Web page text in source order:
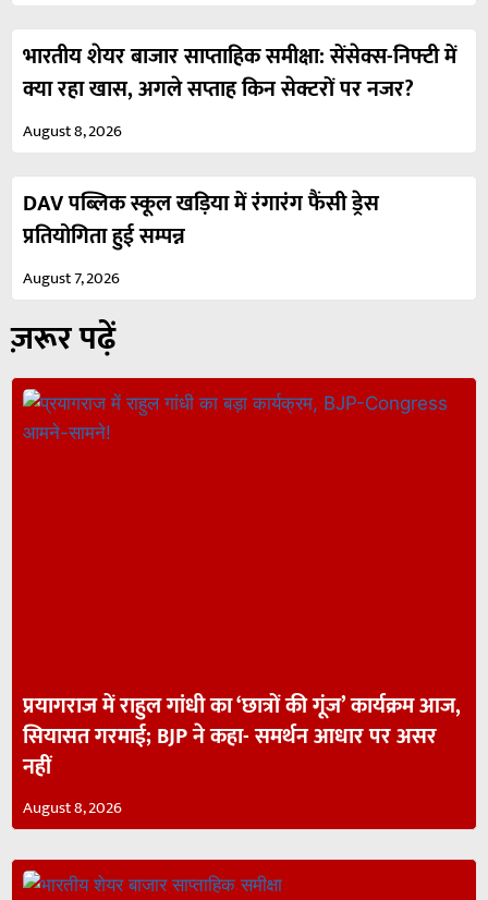
भारतीय शेयर बाजार साप्ताहिक समीक्षा: सेंसेक्स-निफ्टी में
क्या रहा खास, अगले सप्ताह किन सेक्टरों पर नजर?
August 8, 2026
DAV पब्लिक स्कूल खड़िया में रंगारंग फैंसी ड्रेस
प्रतियोगिता हुई सम्पन्न
August 7, 2026
ज़रूर पढ़ें
प्रयागराज में राहुल गांधी का ‘छात्रों की गूंज’ कार्यक्रम आज,
सियासत गरमाई; BJP ने कहा- समर्थन आधार पर असर
नहीं
August 8, 2026